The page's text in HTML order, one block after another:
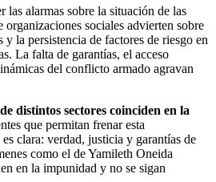
las alarmas sobre la situación de las
organizaciones sociales advierten sobre
y la persistencia de factores de riesgo en
La falta de garantías, el acceso
del conflicto armado agravan
distintos sectores coinciden en la
que permitan frenar esta
clara: verdad, justicia y garantías de
como el de Yamileth Oneida
en la impunidad y no se sigan